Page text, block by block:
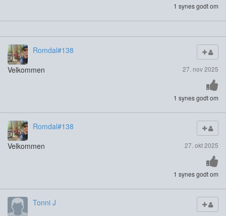
1 synes godt om
Romdal#138
27. nov 2025
Velkommen
1 synes godt om
Romdal#138
27. okt 2025
Velkommen
1 synes godt om
Tonni J